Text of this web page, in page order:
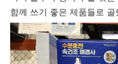
함께 쓰기 좋은 제품들로 골